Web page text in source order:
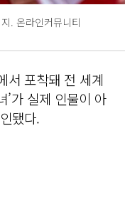
. 온라인커뮤니티
서 포착돼 전 세계
’가 실제 인물이 아
됐다.